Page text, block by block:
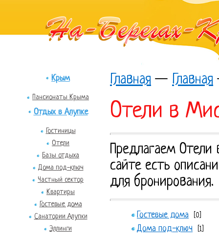
Крым
Пансионаты Крыма
Отдых в Алупке
Гостиницы
Отели
Базы отдыха
Дома под-ключ
Частный сектор
Квартиры
Гостевые дома
Санатории Алупки
Эллинги
Главная — Главная
Отели в
Предлагаем
сайте есть
для бронирования.
Гостевые дома [0]
Дома под-ключ [1]